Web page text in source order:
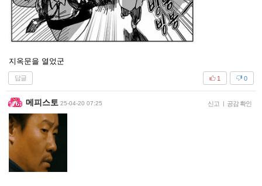
지옥문을 열었군
답글 0
1
메피스토 25-04-20 07:25 신고 | 공감 확인